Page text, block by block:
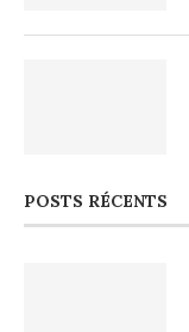
POSTS RÉCENTS